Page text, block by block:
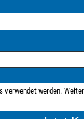
werden.